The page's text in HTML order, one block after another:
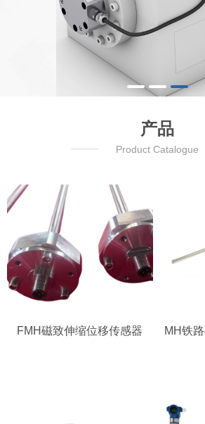
产品
Product Catalogue
FMH磁致伸缩位移传感器 MH铁